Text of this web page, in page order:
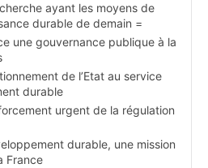
ayant les moyens de
durable de demain =
une gouvernance publique à la
de l’Etat au service
durable
urgent de la régulation
durable, une mission
France